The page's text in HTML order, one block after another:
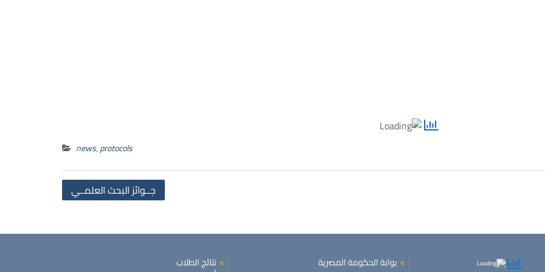
news,protocols
جــوائز البحث العلمــي
نتائج الطلاب
بوابة الحكومة المصرية